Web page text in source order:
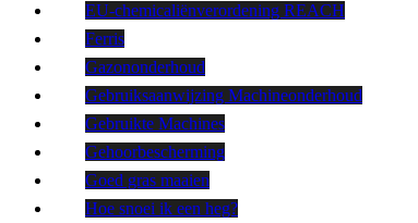
EU-chemicaliënverordening REACH
Ferris
Gazononderhoud
Gebruiksaanwijzing Machineonderhoud
Gebruikte Machines
Gehoorbescherming
Goed gras maaien
Hoe snoei ik een heg?